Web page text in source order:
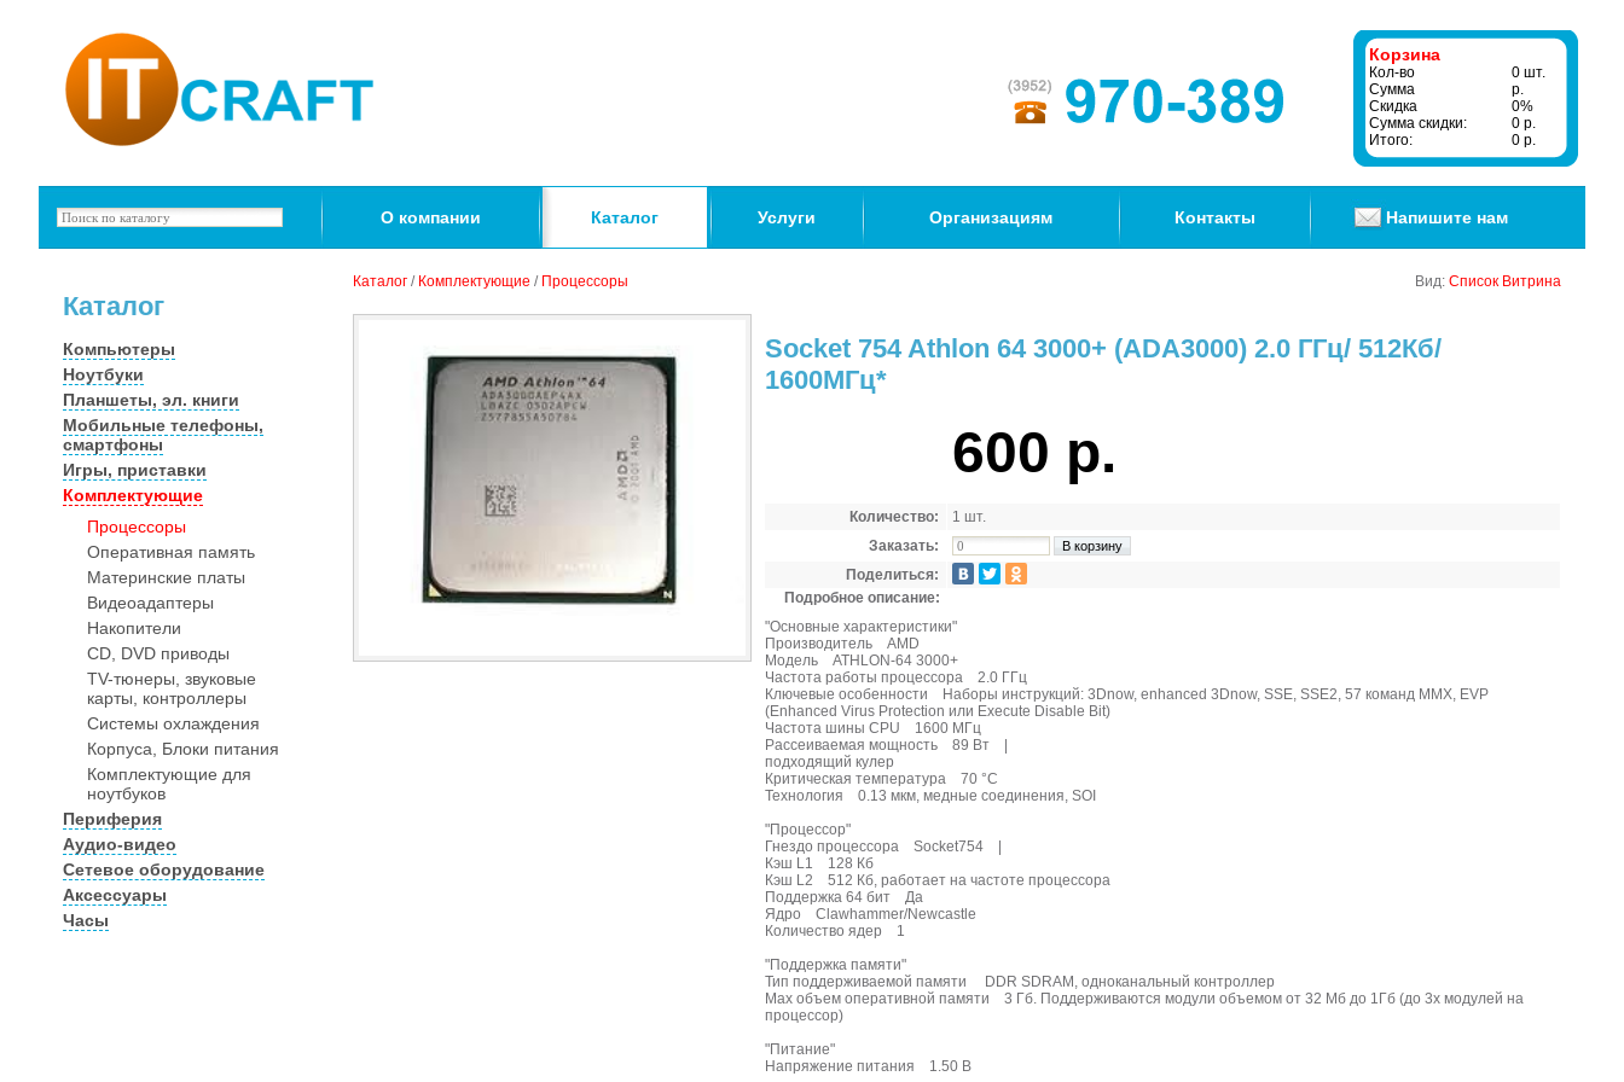
Корзина
Кол-во
0 шт.
Сумма
р.
Скидка
0%
Сумма скидки:
0 р.
Итого:
0 р.
О компании Каталог Услуги Организациям Контакты Напишите нам
Каталог
Компьютеры
Ноутбуки
Планшеты, эл. книги
Мобильные телефоны,
смартфоны
Игры, приставки
Комплектующие
Процессоры
Оперативная память
Материнские платы
Видеоадаптеры
Накопители
CD, DVD приводы
TV-тюнеры, звуковые
карты, контроллеры
Системы охлаждения
Корпуса, Блоки питания
Комплектующие для
ноутбуков
Периферия
Аудио-видео
Сетевое оборудование
Аксессуары
Часы
Каталог / Комплектующие / Процессоры Вид: Список Витрина
Socket 754 Athlon 64 3000+ (ADA3000) 2.0 ГГц/ 512Кб/
1600МГц*
600 р.
Количество:
1 шт.
Заказать:
Поделиться:
Подробное описание:
"Основные характеристики"
Производитель AMD
Модель ATHLON-64 3000+
Частота работы процессора 2.0 ГГц
Ключевые особенности Наборы инструкций: 3Dnow, enhanced 3Dnow, SSE, SSE2, 57 команд MMX, EVP
(Enhanced Virus Protection или Execute Disable Bit)
Частота шины CPU 1600 МГц
Рассеиваемая мощность 89 Вт |
подходящий кулер
Критическая температура 70 °С
Технология 0.13 мкм, медные соединения, SOI
"Процессор"
Гнездо процессора Socket754 |
Кэш L1 128 Кб
Кэш L2 512 Кб, работает на частоте процессора
Поддержка 64 бит Да
Ядро Clawhammer/Newcastle
Количество ядер 1
"Поддержка памяти"
Тип поддерживаемой памяти DDR SDRAM, одноканальный контроллер
Max объем оперативной памяти 3 Гб. Поддерживаются модули объемом от 32 Мб до 1Гб (до 3х модулей на
процессор)
"Питание"
Напряжение питания 1.50 В